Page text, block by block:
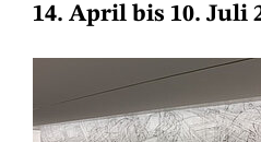
14. April bis 10. Juli